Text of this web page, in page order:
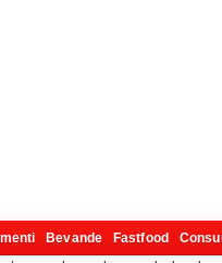
Bevande Fastfood